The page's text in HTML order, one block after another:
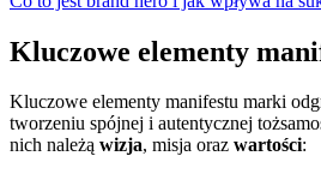
Kluczowe elementy
Kluczowe elementy manifestu marki
tworzeniu spójnej i autentycznej
nich należą wizja, misja oraz wartości: